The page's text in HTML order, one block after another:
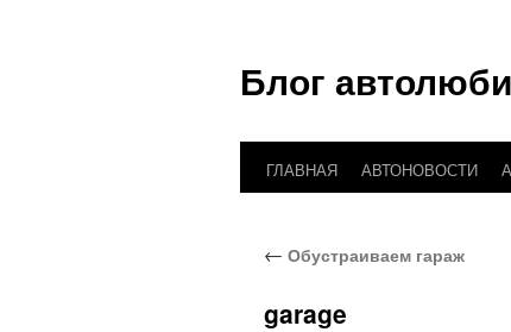
Блог
Перейти
содержимому
ГЛАВНАЯ АВТОНОВОСТИ
← Обустраиваем гараж
garage